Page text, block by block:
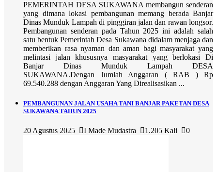
PEMERINTAH DESA SUKAWANA membangun senderan
yang dimana lokasi pembangunan memang berada Banjar
Dinas Munduk Lampah di pinggiran jalan dan rawan longsor.
Pembangunan senderan pada Tahun 2025 ini adalah salah
satu bentuk Pemerintah Desa Sukawana didalam menjaga dan
memberikan rasa nyaman dan aman bagi masyarakat yang
melintasi jalan khususnya masyarakat yang berlokasi Di
Banjar Dinas Munduk Lampah DESA
SUKAWANA.Dengan Jumlah Anggaran ( RAB ) Rp
69.540.288 dengan Anggaran Yang Direalisasikan ...
PEMBANGUNAN JALAN USAHA TANI BANJAR PAKETAN DESA
SUKAWANA TAHUN 2025
20 Agustus 2025 I Made Mudastra 1.205 Kali 0